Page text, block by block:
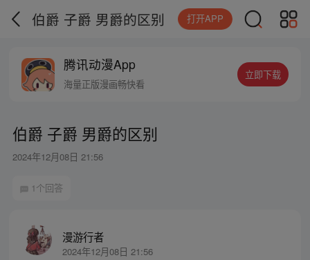
伯爵 子爵 男爵的区别 打开APP
腾讯动漫App
海量正版漫画畅快看
立即下载
伯爵 子爵 男爵的区别
2024年12月08日 21:56
1个回答
漫游行者
2024年12月08日 21:56